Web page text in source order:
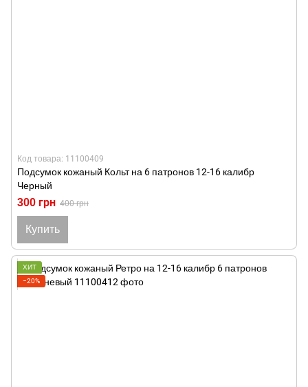
Код товара: 11100409
Подсумок кожаный Кольт на 6 патронов 12-16 калибр
Черный
300 грн 400 грн
Купить
ХИТ
−20%